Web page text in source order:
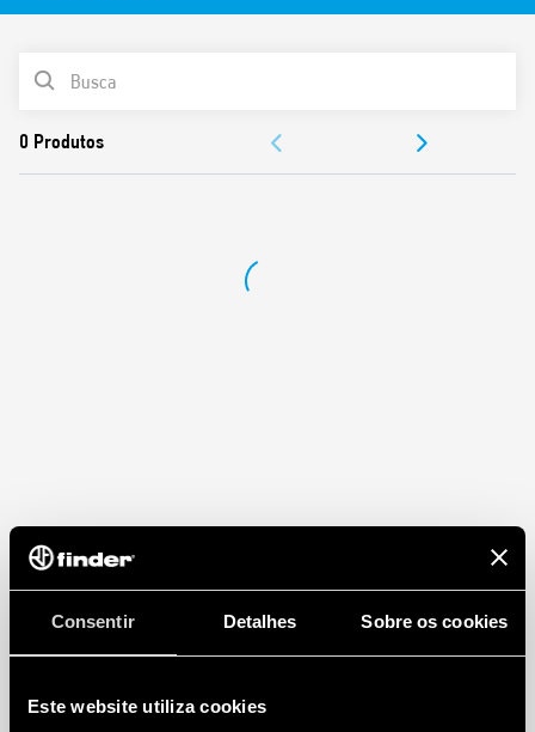
Consentir Detalhes Sobre os cookies
Este website utiliza cookies
Características:
Alto isolamento entre contatos adjacentes
Bobina DC 800 mW
LISTA DE PRODUTOS
APROVAÇÕES